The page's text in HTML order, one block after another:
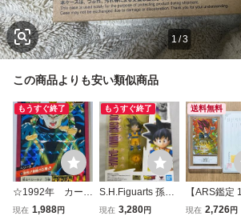
1/3
この商品よりも安い類似商品
もうすぐ終了
☆1992年 カード
ダス ドラゴンボ
現在 1,988円
もうすぐ終了
S.H.Figuarts 孫悟
空(ミニ)-DAIMA-
現在 3,280円
送料無料
【ARS鑑定
世界に1枚 ベ
現在 2,726円